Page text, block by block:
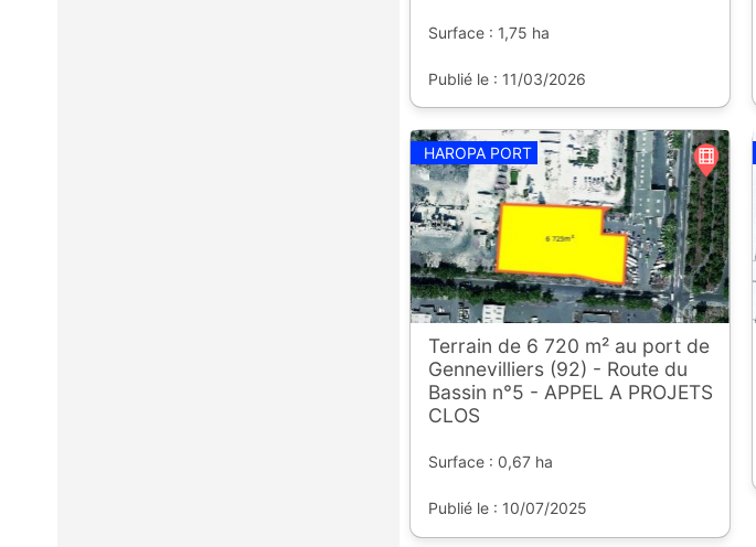
Surface : 1,75 ha
Publié le : 11/03/2026
HAROPA PORT
Terrain de 6 720 m² au port de
Gennevilliers (92) - Route du
Bassin n°5 - APPEL A PROJETS
CLOS
Surface : 0,67 ha
Publié le : 10/07/2025